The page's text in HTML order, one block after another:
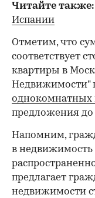
00:00
Читайте также:
Иcпании
Отметим, что
соответствует
квартиры в
Недвижимости"
однокомнатных
предложения до
Напомним,
в недвижимость
предлагает
недвижимости